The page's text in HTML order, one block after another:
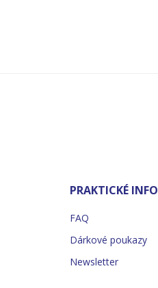
PRAKTICKÉ INFO
FAQ
Dárkové poukazy
Newsletter